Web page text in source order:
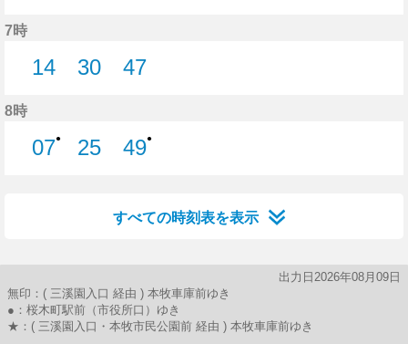
7時
14
30
47
8時
07●
25
49●
すべての時刻表を表示
出力日2026年08月09日
無印：( 三溪園入口 経由 ) 本牧車庫前ゆき
●：桜木町駅前（市役所口）ゆき
★：( 三溪園入口・本牧市民公園前 経由 ) 本牧車庫前ゆき